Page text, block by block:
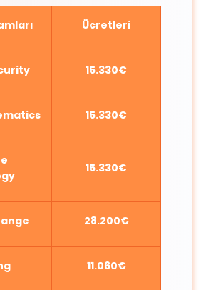
Ücretleri
15.330€
15.330€
15.330€
28.200€
11.060€